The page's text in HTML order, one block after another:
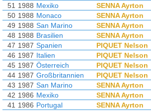
51 1988 Mexiko SENNA Ayrton
50 1988 Monaco SENNA Ayrton
49 1988 San Marino SENNA Ayrton
48 1988 Brasilien SENNA Ayrton
47 1987 Spanien PIQUET Nelson
46 1987 Italien PIQUET Nelson
45 1987 Österreich PIQUET Nelson
44 1987 Großbritannien PIQUET Nelson
43 1987 San Marino SENNA Ayrton
42 1986 Mexiko SENNA Ayrton
41 1986 Portugal SENNA Ayrton